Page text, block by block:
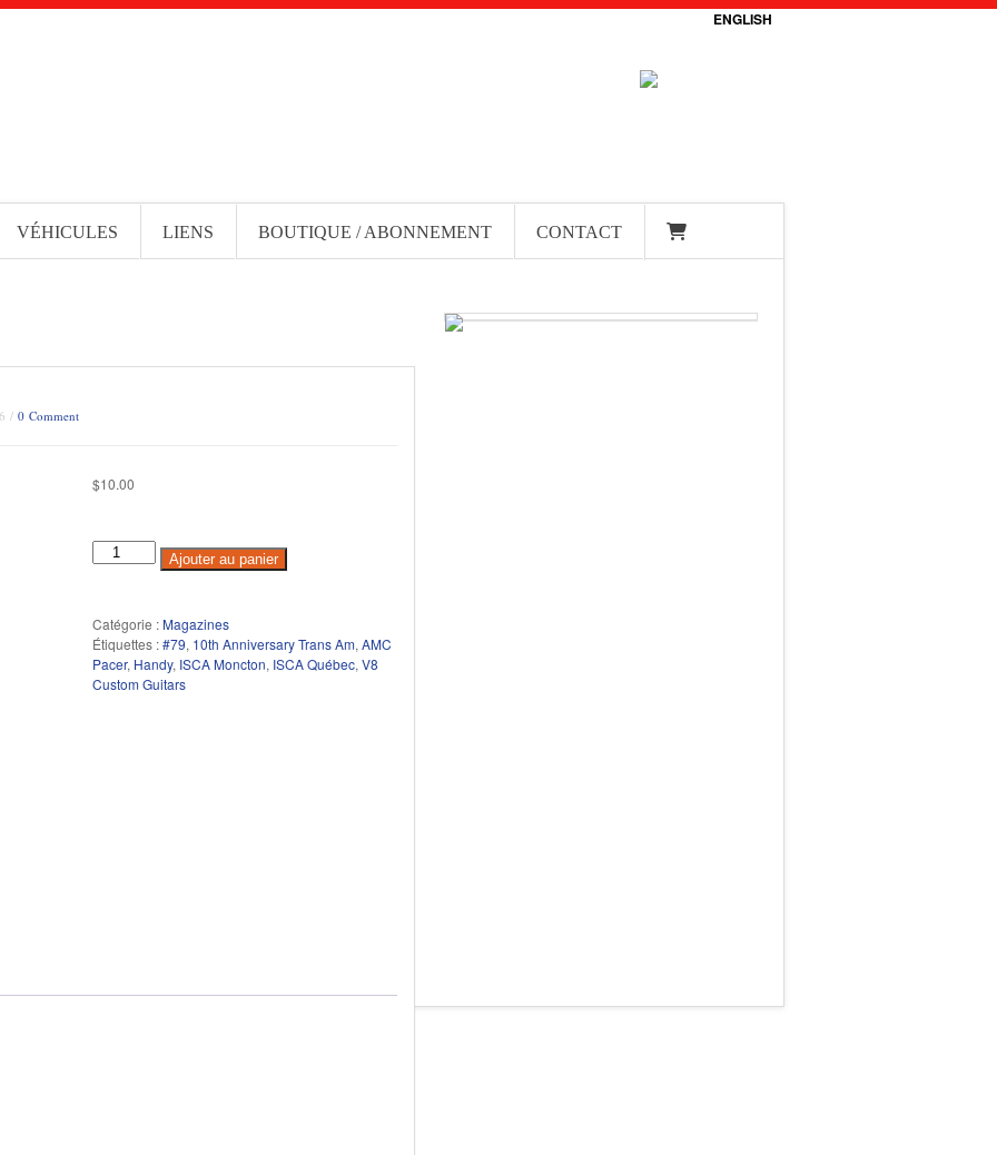
ENGLISH
VÉHICULES LIENS BOUTIQUE / ABONNEMENT CONTACT
/ 0 Comment
$10.00
Ajouter au panier
Catégorie :Magazines
Étiquettes :#79, 10th Anniversary Trans Am,AMC
Pacer, Handy, ISCA Moncton, ISCA Québec,V8
Custom Guitars